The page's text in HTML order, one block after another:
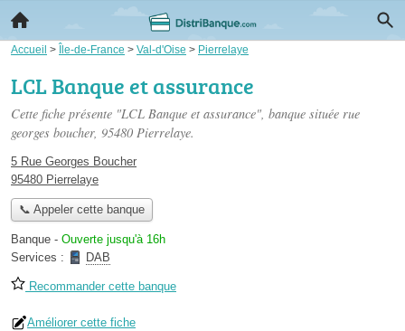
Accueil > Île-de-France > Val-d'Oise > Pierrelaye
LCL Banque et assurance
Cette fiche présente "LCL Banque et assurance", banque située rue
georges boucher, 95480 Pierrelaye.
5 Rue Georges Boucher
95480 Pierrelaye
📞 Appeler cette banque
Banque - Ouverte jusqu'à 16h
Services :
DAB
Recommander cette banque
Améliorer cette fiche